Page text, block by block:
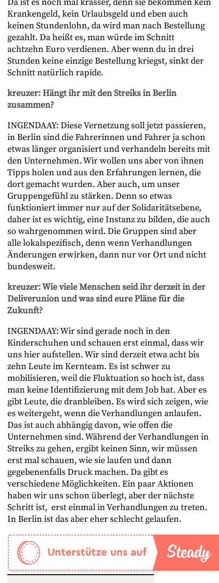
Krankengeld, kein Urlaubsgeld und eben auch
keinen Stundenlohn, da wird man nach Bestellung
gezahlt. Da heißt es, man würde im Schnitt
achtzehn Euro verdienen. Aber wenn du in drei
Stunden keine einzige Bestellung kriegst, sinkt der
Schnitt natürlich rapide.
kreuzer: Hängt ihr mit den Streiks in Berlin
zusammen?
INGENDAAY: Diese Vernetzung soll jetzt passieren,
in Berlin sind die Fahrerinnen und Fahrer ja schon
etwas länger organisiert und verhandeln bereits mit
den Unternehmen. Wir wollen uns aber von ihnen
Tipps holen und aus den Erfahrungen lernen, die
dort gemacht wurden. Aber auch, um unser
Gruppengefühl zu stärken. Denn so etwas
funktioniert immer nur auf der Solidaritätsebene,
daher ist es wichtig, eine Instanz zu bilden, die auch
so wahrgenommen wird. Die Gruppen sind aber
alle lokalspezifisch, denn wenn Verhandlungen
Änderungen erwirken, dann nur vor Ort und nicht
bundesweit.
kreuzer: Wie viele Menschen seid ihr derzeit in der
Deliverunion und was sind eure Pläne für die
Zukunft?
INGENDAAY: Wir sind gerade noch in den
Kinderschuhen und schauen erst einmal, dass wir
uns hier aufstellen. Wir sind derzeit etwa acht bis
zehn Leute im Kernteam. Es ist schwer zu
mobilisieren, weil die Fluktuation so hoch ist, dass
man keine Identifizierung mit dem Job hat. Aber es
gibt Leute, die dranbleiben. Es wird sich zeigen, wie
es weitergeht, wenn die Verhandlungen anlaufen.
Das ist auch abhängig davon, wie offen die
Unternehmen sind. Während der Verhandlungen in
Streiks zu gehen, ergibt keinen Sinn, wir müssen
erst mal schauen, wie sie laufen und dann
gegebenenfalls Druck machen. Da gibt es
verschiedene Möglichkeiten. Ein paar Aktionen
haben wir uns schon überlegt, aber der nächste
Schritt ist, erst einmal in Verhandlungen zu treten.
In Berlin ist das aber eher schlecht gelaufen.